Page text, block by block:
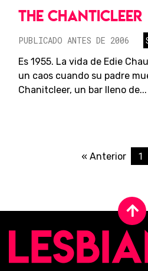
THE CHANTICLEER
PUBLICADO ANTES DE 2006
Es 1955. La vida de Edie
un caos cuando su padre
Chanitcleer, un bar lleno de...
« Anterior 1